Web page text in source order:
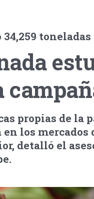
toneladas
propias de la
los
detalló el